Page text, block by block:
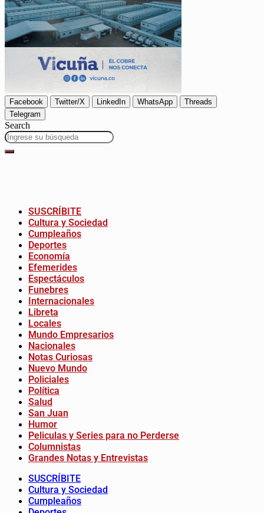
Facebook Twitter/X LinkedIn WhatsApp
Threads
Telegram
Search
SUSCRÍBITE
Cultura y Sociedad
Cumpleaños
Deportes
Economía
Efemerides
Espectáculos
Funebres
Internacionales
Libreta
Locales
Mundo Empresarios
Nacionales
Notas Curiosas
Nuevo Mundo
Policiales
Política
Salud
San Juan
Humor
Peliculas y Series para no Perderse
Columnistas
Grandes Notas y Entrevistas
SUSCRÍBITE
Cultura y Sociedad
Cumpleaños